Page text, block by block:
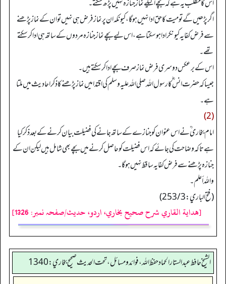
اس کا مطلب یہ ہے کہ بچے اکیلے نماز جنازہ نہیں پڑھ سکتے۔
اگر پڑھیں گے تو میت کا حق ادا نہیں ہو گا، کیونکہ ان پر نماز فرض ہی نہیں تو ان کے نماز پڑھنے
سے فرض کفایہ کیونکر ادا ہو سکتا ہے، اس لیے بچے نماز جنازہ مردوں کے ساتھ ہی ادا کر سکتے
تھے۔
اس کے برعکس دوسری فرض نماز صرف بچے ادا کر سکتے ہیں۔
جیسا کہ حضرت انس ؓ کا رسول اللہ صلی اللہ علیہ وسلم کی اقتدا میں نماز پڑھنے کا ذکر احادیث میں ملتا
ہے۔
(2)
امام بخاری ؒ نے اس عنوان کو جنازے کے ساتھ جانے کی فضیلت بیان کرنے کے بعد ذکر کیا
ہے تاکہ وضاحت کی جائے کہ اس فضیلت کو حاصل کرنے میں بچے بھی شامل ہیں لیکن ان کے
جنازہ پڑھنے سے فرض کفایہ ساقط نہیں ہو گا۔
والله أعلم۔
(فتح الباري: 253/3)
[هداية القاري شرح صحيح بخاري، اردو، حدیث/صفحہ نمبر: 1326]
الشيخ حافط عبدالستار الحماد حفظ الله، فوائد و مسائل، تحت الحديث صحيح بخاري:1340